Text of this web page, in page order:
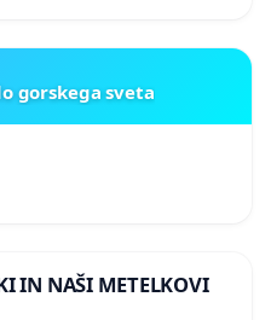
gorskega sveta
IN NAŠI METELKOVI